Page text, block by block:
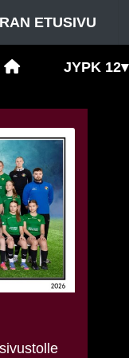
ETUSIVU
JYPK 12▾